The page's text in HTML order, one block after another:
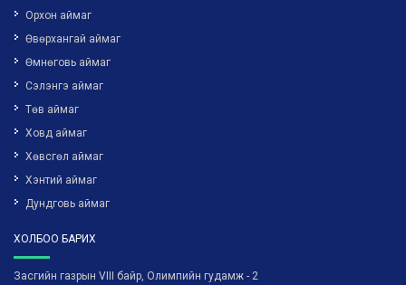
Орхон аймаг
Өвөрхангай аймаг
Өмнөговь аймаг
Сэлэнгэ аймаг
Төв аймаг
Ховд аймаг
Хөвсгөл аймаг
Хэнтий аймаг
Дундговь аймаг
ХОЛБОО БАРИХ
Засгийн газрын VIII байр, Олимпийн гудамж - 2